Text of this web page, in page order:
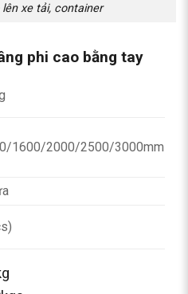
xe tải, container
phi cao bằng tay
1600/2000/2500/3000mm